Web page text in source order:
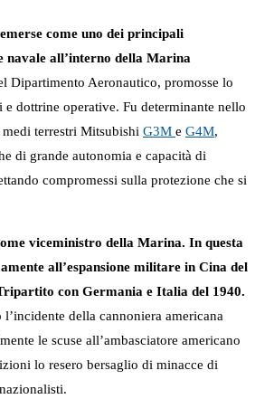
come uno dei principali
navale all’interno della Marina
Dipartimento Aeronautico, promosse lo
dottrine operative. Fu determinante nello
terrestri Mitsubishi G3M e G4M,
di grande autonomia e capacità di
compromessi sulla protezione che si
viceministro della Marina. In questa
all’espansione militare in Cina del
con Germania e Italia del 1940.
della cannoniera americana
le scuse all’ambasciatore americano
lo resero bersaglio di minacce di